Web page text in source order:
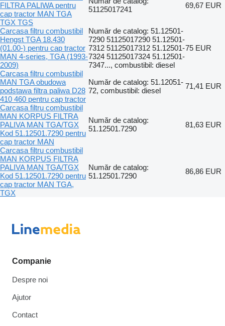
FILTRA PALIWA pentru
cap tractor MAN TGA
TGX TGS
51125017241
69,67 EUR
Carcasa filtru combustibil
Hengst TGA 18.430
(01.00-) pentru cap tractor
MAN 4-series, TGA (1993-
2009)
Număr de catalog: 51.12501-
7290 51125017290 51.12501-
7312 51125017312 51.12501-
7324 51125017324 51.12501-
7347..., combustibil: diesel
75 EUR
Carcasa filtru combustibil
MAN TGA obudowa
podstawa filtra paliwa D28
410 460 pentru cap tractor
Număr de catalog: 51.12051-
72, combustibil: diesel
71,41 EUR
Carcasa filtru combustibil
MAN KORPUS FILTRA
PALIVA MAN TGA/TGX
Kod 51.12501.7290 pentru
cap tractor MAN
Număr de catalog:
51.12501.7290
81,63 EUR
Carcasa filtru combustibil
MAN KORPUS FILTRA
PALIVA MAN TGA/TGX
Kod 51.12501.7290 pentru
cap tractor MAN TGA,
TGX
Număr de catalog:
51.12501.7290
86,86 EUR
Companie
Despre noi
Ajutor
Contact